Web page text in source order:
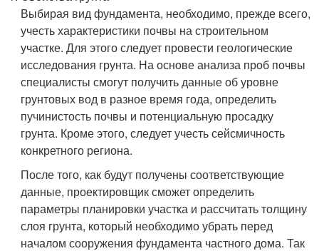
Выбирая вид фундамента, необходимо, прежде всего,
учесть характеристики почвы на строительном
участке. Для этого следует провести геологические
исследования грунта. На основе анализа проб почвы
специалисты смогут получить данные об уровне
грунтовых вод в разное время года, определить
пучинистость почвы и потенциальную просадку
грунта. Кроме этого, следует учесть сейсмичность
конкретного региона.
После того, как будут получены соответствующие
данные, проектировщик сможет определить
параметры планировки участка и рассчитать толщину
слоя грунта, который необходимо убрать перед
началом сооружения фундамента частного дома. Так